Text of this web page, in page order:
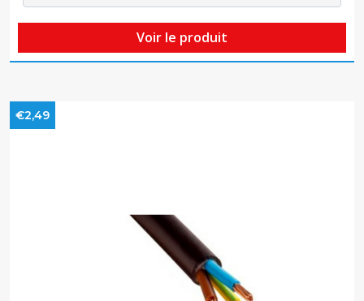
Voir le produit
€2,49